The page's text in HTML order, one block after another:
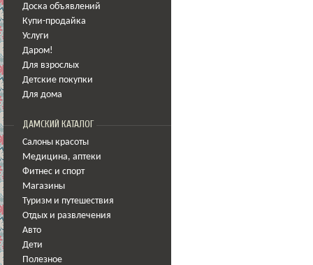
Доска объявлений
Купи-продайка
Услуги
Даром!
Для взрослых
Детские покупки
Для дома
ДАМСКИЙ КАТАЛОГ
Салоны красоты
Медицина, аптеки
Фитнес и спорт
Магазины
Туризм и путешествия
Отдых и развлечения
Авто
Дети
Полезное